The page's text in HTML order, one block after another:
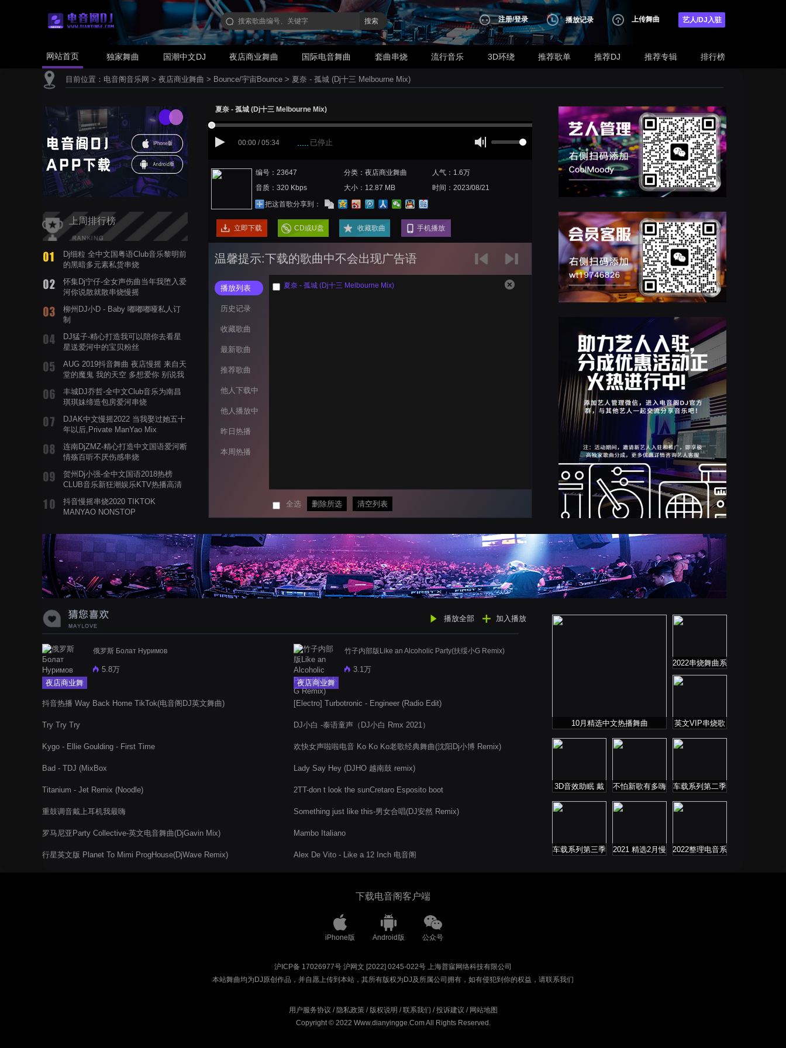
搜索 注册/登录 播放记录 上传舞曲 艺人/DJ入驻
网站首页 独家舞曲 国潮中文DJ 夜店商业舞曲 国际电音舞曲 套曲串烧 流行音乐 3D环绕 推荐歌单 推荐DJ 推荐专辑 排行榜
目前位置： 电音阁音乐网 > 夜店商业舞曲 > Bounce/宇宙Bounce > 夏奈 - 孤城 (Dj十三 Melbourne Mix)
上周排行榜
Dj细粒 全中文国粤语Club音乐黎明前
的黑暗多元素私货串烧
怀集Dj宁仔-全女声伤曲当年我堕入爱
河你说散就散串烧慢摇
柳州DJ小D - Baby 嘟嘟嘟哑私人订
制
DJ猛子-精心打造我可以陪你去看星
星送爱河中的宝贝粉丝
AUG 2019抖音舞曲 夜店慢摇 来自天
堂的魔鬼 我的天空 多想爱你 别说我
丰城DJ乔哲-全中文Club音乐为南昌
琪琪妹缔造包房爱河串烧
DJAK中文慢摇2022 当我娶过她五十
年以后,Private ManYao Mix
连南DjZMZ-精心打造中文国语爱河断
情殇百听不厌伤感串烧
贺州Dj小强-全中文国语2018热榜
CLUB音乐新狂潮娱乐KTV热播高清
抖音慢摇串烧2020 TIKTOK
MANYAO NONSTOP
蝉爸爸妈妈爱存在夏天的风是想你的
声音啊
夏奈 - 孤城 (Dj十三 Melbourne Mix)
00:00 / 05:34 已停止
编号：23647 分类：夜店商业舞曲
人气：1.6万
音质：320 Kbps
大小：12.87 MB
时间：2023/08/21
把这首歌分享到：
立即下载 CD或U盘 收藏歌曲 手机播放
温馨提示:下载的歌曲中不会出现广告语
播放列表
历史记录
收藏歌曲
最新歌曲
推荐歌曲
他人下载中
他人播放中
昨日热播
本周热播
夏奈 - 孤城 (Dj十三 Melbourne Mix)
全选 删除所选 清空列表
播放全部 加入播放
夜店商业舞
俄罗斯 Болат Нуримов
5.8万
抖音热播 Way Back Home TikTok(电音阁DJ英文舞曲)
Try Try Try
Kygo - Ellie Goulding - First Time
Bad - TDJ (MixBox
Titanium - Jet Remix (Noodle)
重鼓调音戴上耳机我最嗨
罗马尼亚Party Collective-英文电音舞曲(DjGavin Mix)
行星英文版 Planet To Mimi ProgHouse(DjWave Remix)
夜店商业舞
曲
竹子内部版Like an Alcoholic Party(扶绥小G Remix)
3.1万
[Electro] Turbotronic - Engineer (Radio Edit)
DJ小白 -泰语童声（DJ小白 Rmx 2021）
欢快女声啦啦电音 Ko Ko Ko老歌经典舞曲(沈阳Dj小博 Remix)
Lady Say Hey (DJHO 越南鼓 remix)
2TT-don t look the sunCretaro Esposito boot
Something just like this-男女合唱(DJ安然 Remix)
Mambo Italiano
Alex De Vito - Like a 12 Inch 电音阁
10月精选中文热播舞曲
2022串烧舞曲系
列
英文VIP串烧歌
3D音效助眠 戴
不怕新歌有多嗨
车载系列第二季
车载系列第三季
2021 精选2月慢
2022整理电音系
下载电音阁客户端
iPhone版 Android版 公众号
沪ICP备 17026977号 沪网文 [2022] 0245-022号 上海普寐网络科技有限公司
本站舞曲均为DJ原创作品，并自愿上传到本站，其所有版权为DJ及所属公司拥有，如有侵犯到你的权益，请联系我们
用户服务协议 / 隐私政策/ 版权说明 /联系我们 /投诉建议 / 网站地图
Copyright © 2022 Www.dianyingge.Com All Rights Reserved.